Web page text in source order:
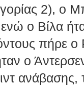
2), ο
ο Βίλα
πήρε ο
ο